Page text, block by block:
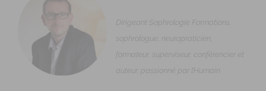
Dirigeant Sophrologie Formations,
sophrologue, neuropraticien,
formateur, superviseur, conférencier et
auteur, passionné par l’Humain